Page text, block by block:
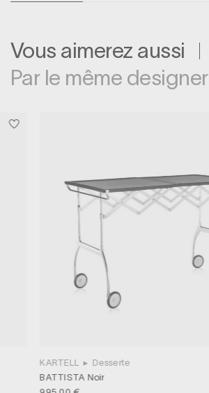
Vous aimerez aussi
Par le même designer
KARTELL ▸ Desserte
BATTISTA Noir